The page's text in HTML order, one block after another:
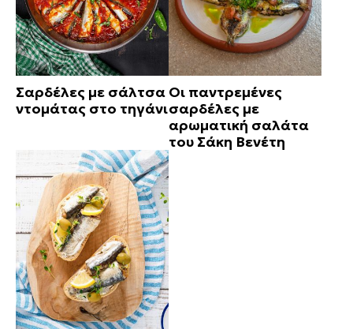
Σαρδέλες με σάλτσα
ντομάτας στο τηγάνι
Οι παντρεμένες
σαρδέλες με
αρωματική σαλάτα
του Σάκη Βενέτη